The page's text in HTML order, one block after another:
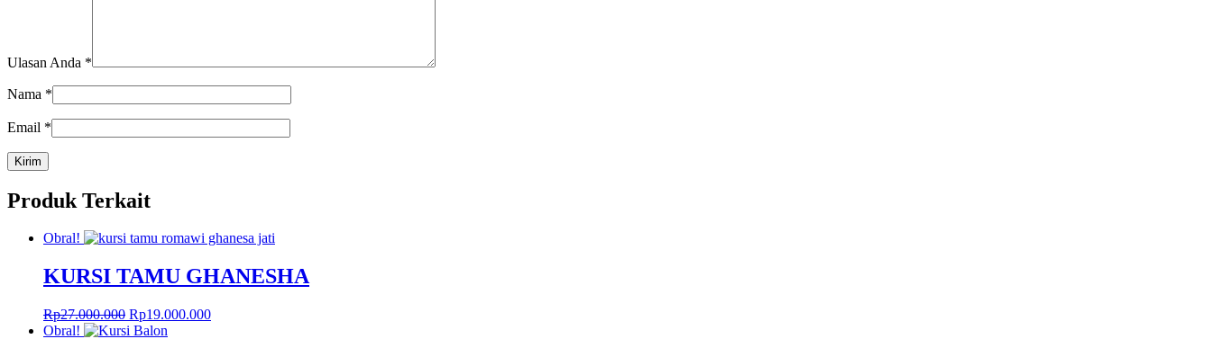
Ulasan Anda *
Nama *
Email *
Produk Terkait
Obral!
KURSI TAMU GHANESHA
Rp27.000.000 Harga
aslinya
Rp19.000.000Harga
Obral!